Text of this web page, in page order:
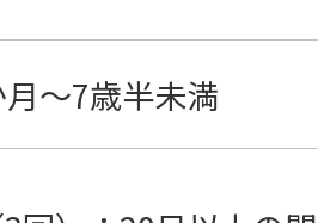
～7歳半未満